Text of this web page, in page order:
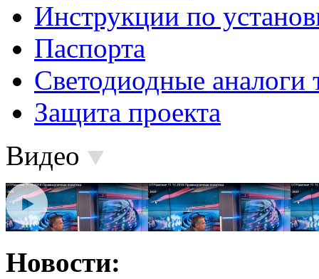
Инструкции по
Паспорта
Светодиодные аналоги
Защита проекта
Видео
Новости: